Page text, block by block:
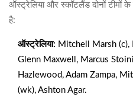
ऑस्ट्रेलिया और स्कॉटलैंड दोनों टीमों के
है:
ऑस्ट्रेलिया: Mitchell Marsh (c),
Glenn Maxwell, Marcus
Hazlewood, Adam Zampa,
(wk), Ashton Agar.